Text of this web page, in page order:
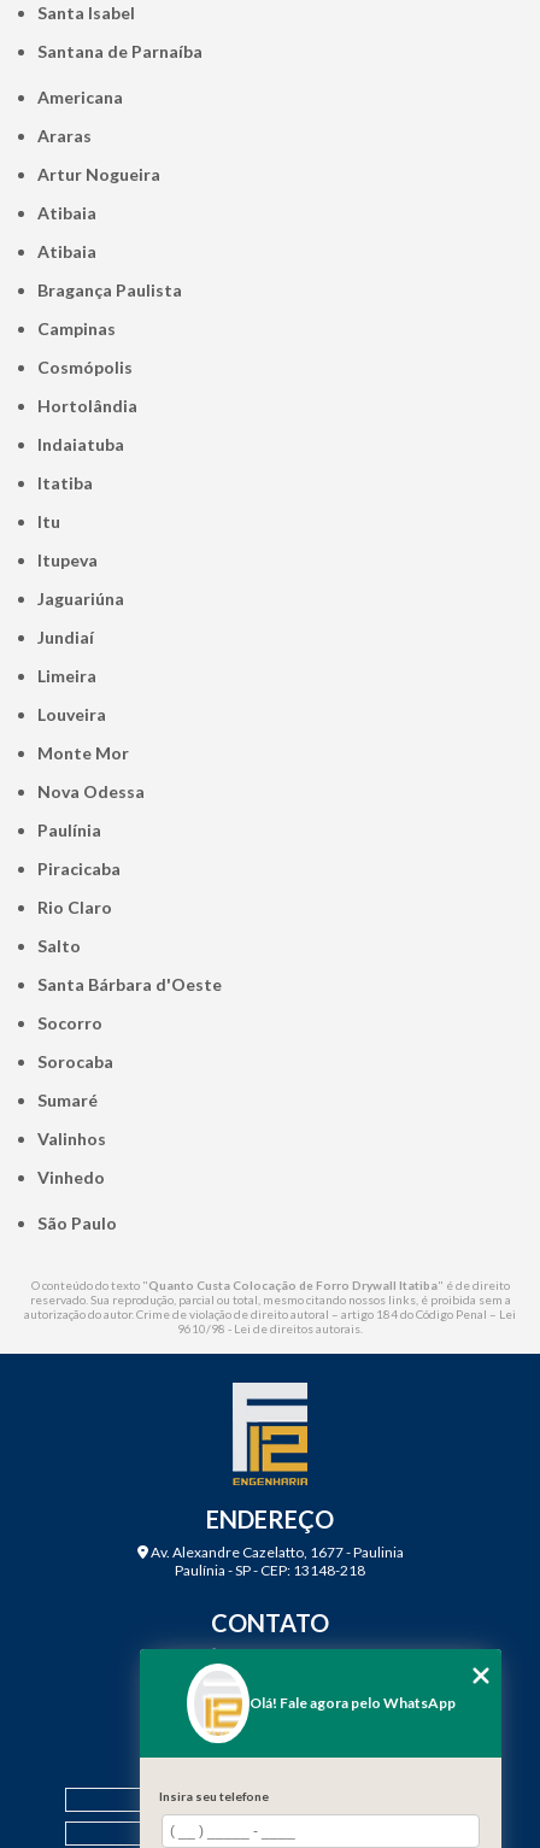
Santa Isabel
Santana de Parnaíba
Americana
Araras
Artur Nogueira
Atibaia
Atibaia
Bragança Paulista
Campinas
Cosmópolis
Hortolândia
Indaiatuba
Itatiba
Itu
Itupeva
Jaguariúna
Jundiaí
Limeira
Louveira
Monte Mor
Nova Odessa
Paulínia
Piracicaba
Rio Claro
Salto
Santa Bárbara d'Oeste
Socorro
Sorocaba
Sumaré
Valinhos
Vinhedo
São Paulo
O conteúdo do texto "Quanto Custa Colocação de Forro Drywall Itatiba" é de direito
reservado. Sua reprodução, parcial ou total, mesmo citando nossos links, é proibida sem a
autorização do autor. Crime de violação de direito autoral – artigo 184 do Código Penal – Lei
9610/98 - Lei de direitos autorais
ENDEREÇO
Av. Alexandre Cazelatto, 1677 - Paulinia
Paulínia - SP - CEP: 13148-218
CONTATO
(19) 3888-2923
(19) 99968-7979
contato@f12engenharia.com.br
MENU
HOME
QUEM SOMOS
Olá! Fale agora pelo WhatsApp
Insira seu telefone